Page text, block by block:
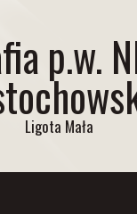
p.w.
Ligota Mała